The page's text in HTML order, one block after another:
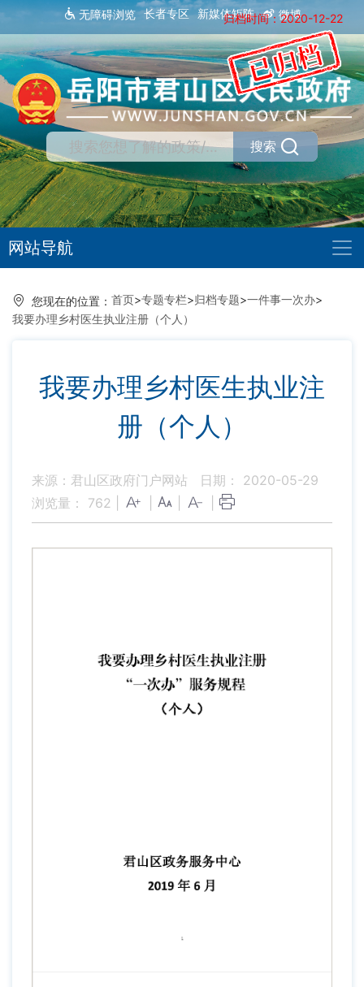
归档时间：2020-12-22
无障碍浏览 长者专区 新媒体矩阵 微博
搜索
网站导航
您现在的位置： 首页>专题专栏>归档专题>一件事一次办>
我要办理乡村医生执业注册（个人）
我要办理乡村医生执业注
册（个人）
来源：君山区政府门户网站
日期： 2020-05-29
浏览量： 762